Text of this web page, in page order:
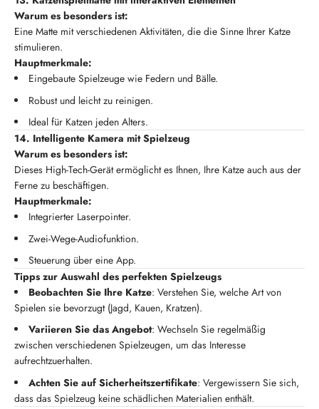
Warum es besonders ist:
Eine Matte mit verschiedenen Aktivitäten, die die Sinne Ihrer Katze
stimulieren.
Hauptmerkmale:
Eingebaute Spielzeuge wie Federn und Bälle.
Robust und leicht zu reinigen.
Ideal für Katzen jeden Alters.
14. Intelligente Kamera mit Spielzeug
Warum es besonders ist:
Dieses High-Tech-Gerät ermöglicht es Ihnen, Ihre Katze auch aus der
Ferne zu beschäftigen.
Hauptmerkmale:
Integrierter Laserpointer.
Zwei-Wege-Audiofunktion.
Steuerung über eine App.
Tipps zur Auswahl des perfekten Spielzeugs
Beobachten Sie Ihre Katze: Verstehen Sie, welche Art von
Spielen sie bevorzugt (Jagd, Kauen, Kratzen).
Variieren Sie das Angebot: Wechseln Sie regelmäßig
zwischen verschiedenen Spielzeugen, um das Interesse
aufrechtzuerhalten.
Achten Sie auf Sicherheitszertifikate: Vergewissern Sie sich,
dass das Spielzeug keine schädlichen Materialien enthält.